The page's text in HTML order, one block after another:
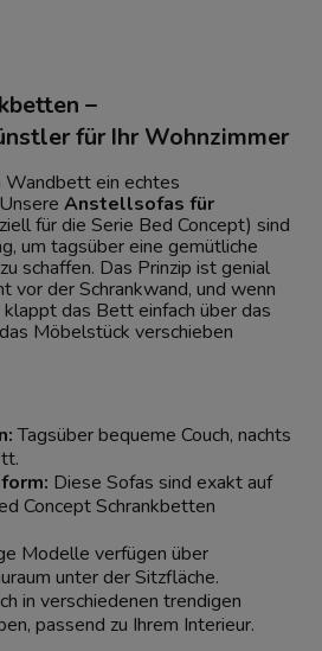
–
für Ihr Wohnzimmer
Wandbett ein echtes
Anstellsofas für
für die Serie Bed Concept) sind
um tagsüber eine gemütliche
schaffen. Das Prinzip ist genial
vor der Schrankwand, und wenn
das Bett einfach über das
Möbelstück verschieben
Tagsüber bequeme Couch, nachts
Diese Sofas sind exakt auf
Concept Schrankbetten
Modelle verfügen über
unter der Sitzfläche.
in verschiedenen trendigen
passend zu Ihrem Interieur.